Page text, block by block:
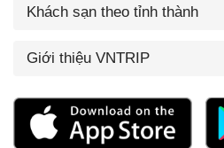
Khách sạn theo tỉnh thành
Giới thiệu VNTRIP